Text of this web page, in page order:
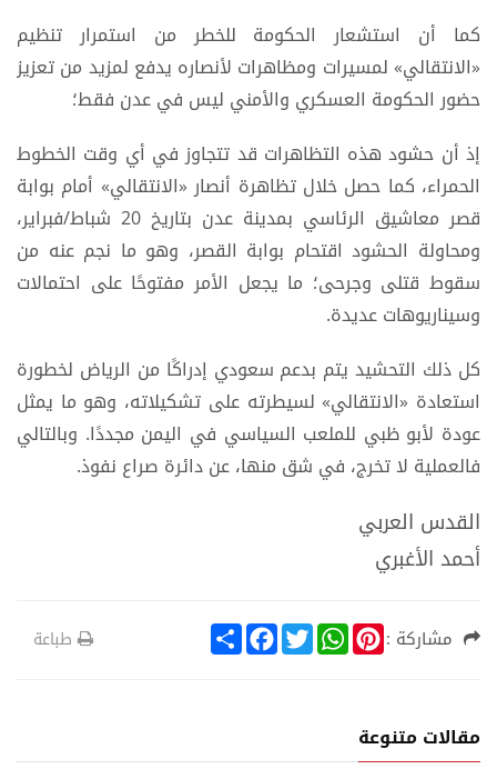
كما أن استشعار الحكومة للخطر من استمرار تنظيم
«الانتقالي» لمسيرات ومظاهرات لأنصاره يدفع لمزيد من تعزيز
حضور الحكومة العسكري والأمني ليس في عدن فقط؛
إذ أن حشود هذه التظاهرات قد تتجاوز في أي وقت الخطوط
الحمراء، كما حصل خلال تظاهرة أنصار «الانتقالي» أمام بوابة
قصر معاشيق الرئاسي بمدينة عدن بتاريخ 20 شباط/فبراير،
ومحاولة الحشود اقتحام بوابة القصر، وهو ما نجم عنه من
سقوط قتلى وجرحى؛ ما يجعل الأمر مفتوحًا على احتمالات
وسيناريوهات عديدة.
كل ذلك التحشيد يتم بدعم سعودي إدراكًا من الرياض لخطورة
استعادة «الانتقالي» لسيطرته على تشكيلاته، وهو ما يمثل
عودة لأبو ظبي للملعب السياسي في اليمن مجددًا. وبالتالي
فالعملية لا تخرج، في شق منها، عن دائرة صراع نفوذ.
القدس العربي
أحمد الأغبري
مشاركة : S
h
F
a
k
T
w
W
h
p
P
i
e
s
طباعة
مقالات متنوعة